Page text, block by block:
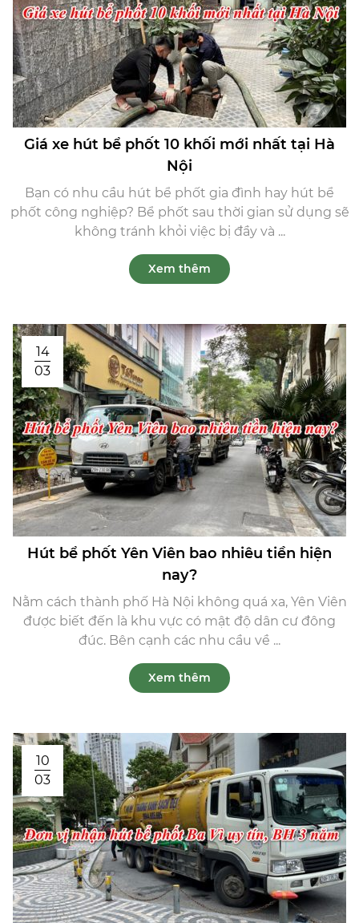
Giá xe hút bể phốt 10 khối mới nhất tại Hà
Nội
Bạn có nhu cầu hút bể phốt gia đình hay hút bể
phốt công nghiệp? Bể phốt sau thời gian sử dụng sẽ
không tránh khỏi việc bị đầy và ...
Xem thêm
14
03
Hút bể phốt Yên Viên bao nhiêu tiền hiện
nay?
Nằm cách thành phố Hà Nội không quá xa, Yên Viên
được biết đến là khu vực có mật độ dân cư đông
đúc. Bên cạnh các nhu cầu về ...
Xem thêm
10
03